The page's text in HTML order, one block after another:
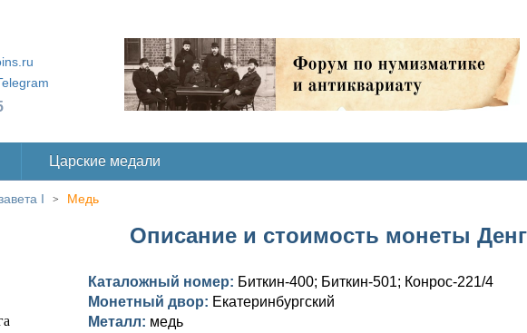
Царские медали
I > Медь
Описание и стоимость монеты
Каталожный номер: Биткин-400; Биткин-501; Конрос-221/4
Монетный двор: Екатеринбургский
Металл: медь